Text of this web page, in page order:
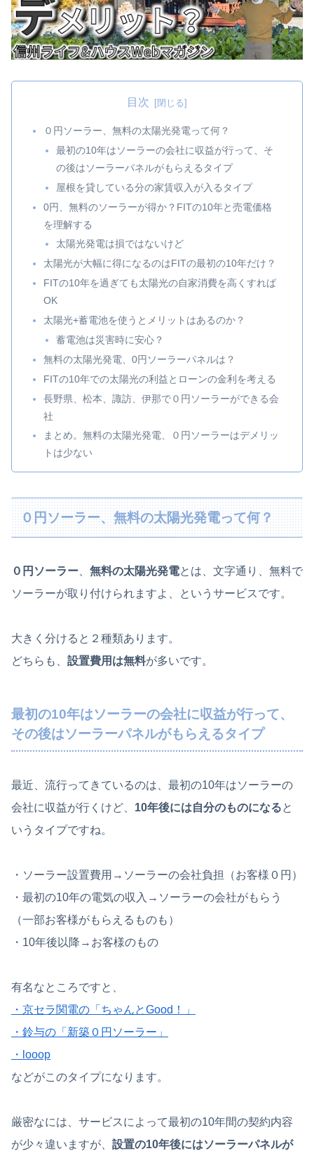
目次
０円ソーラー、無料の太陽光発電って何？
最初の10年はソーラーの会社に収益が行って、そ
の後はソーラーパネルがもらえるタイプ
屋根を貸している分の家賃収入が入るタイプ
0円、無料のソーラーが得か？FITの10年と売電価格
を理解する
太陽光発電は損ではないけど
太陽光が大幅に得になるのはFITの最初の10年だけ？
FITの10年を過ぎても太陽光の自家消費を高くすれば
OK
太陽光+蓄電池を使うとメリットはあるのか？
蓄電池は災害時に安心？
無料の太陽光発電、0円ソーラーパネルは？
FITの10年での太陽光の利益とローンの金利を考える
長野県、松本、諏訪、伊那で０円ソーラーができる会
社
まとめ。無料の太陽光発電、０円ソーラーはデメリッ
トは少ない
０円ソーラー、無料の太陽光発電って何？
０円ソーラー 無料の太陽光発電とは、文字通り、無料で
ソーラーが取り付けられますよ、というサービスです。
大きく分けると２種類あります。
どちらも、 設置費用は無料が多いです。
最初の10年はソーラーの会社に収益が行って、
その後はソーラーパネルがもらえるタイプ
最近、流行ってきているのは、最初の10年はソーラーの
会社に収益が行くけど、 10年後には自分のものになると
いうタイプですね。
・ソーラー設置費用→ソーラーの会社負担（お客様０円）
・最初の10年の電気の収入→ソーラーの会社がもらう
（一部お客様がもらえるものも）
・10年後以降→お客様のもの
有名なところですと、
・京セラ関電の「ちゃんとGood！」
・鈴与の「新築０円ソーラー」
・looop
などがこのタイプになります。
厳密なには、サービスによって最初の10年間の契約内容
が少々違いますが、 設置の10年後にはソーラーパネルが